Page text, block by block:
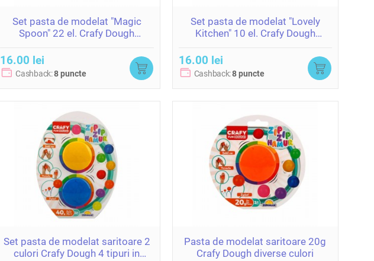
Set pasta de modelat "Magic
Spoon" 22 el. Crafy Dough
16.00 lei
Cashback:8 puncte
Set pasta de modelat "Lovely
Kitchen" 10 el. Crafy Dough
16.00 lei
Cashback:8 puncte
Set pasta de modelat saritoare 2
culori Crafy Dough 4 tipuri in
Pasta de modelat saritoare 20g
Crafy Dough diverse culori